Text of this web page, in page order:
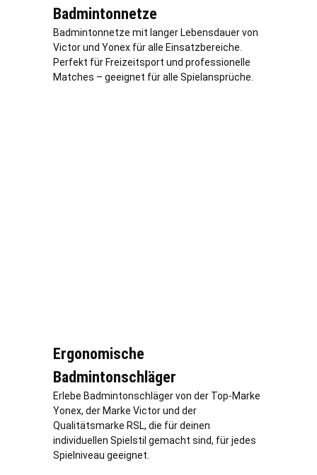
Badmintonnetze
Badmintonnetze mit langer Lebensdauer von
Victor und Yonex für alle Einsatzbereiche.
Perfekt für Freizeitsport und professionelle
Matches – geeignet für alle Spielansprüche.
Ergonomische
Badmintonschläger
Erlebe Badmintonschläger von der Top-Marke
Yonex, der Marke Victor und der
Qualitätsmarke RSL, die für deinen
individuellen Spielstil gemacht sind, für jedes
Spielniveau geeignet.